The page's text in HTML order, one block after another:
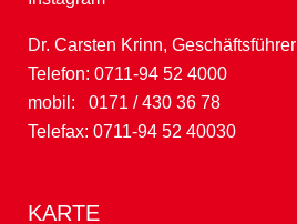
Dr. Carsten Krinn, Geschäftsführer
Telefon: 0711-94 52 4000
mobil: 0171 / 430 36 78
Telefax: 0711-94 52 40030
KARTE